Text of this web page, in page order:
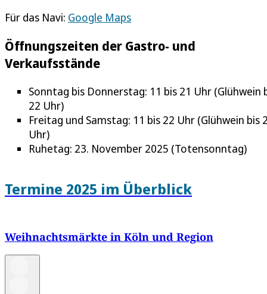
Für das Navi: Google Maps
Öffnungszeiten der Gastro- und
Verkaufsstände
Sonntag bis Donnerstag: 11 bis 21 Uhr (Glühwein
22 Uhr)
Freitag und Samstag: 11 bis 22 Uhr (Glühwein bis
Uhr)
Ruhetag: 23. November 2025 (Totensonntag)
Termine 2025 im Überblick
Weihnachtsmärkte in Köln und Region